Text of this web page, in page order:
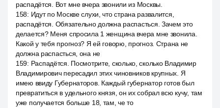
распадётся. Вот мне вчера звонили из Москвы.
158: Идут по Москве слухи, что страна развалится,
распадётся. Обязательно должна распасться. Зачем это
делается? Меня спросила 1 женщина вчера мне звонила.
Какой у тебя прогноз? Я ей говорю, прогноз. Страна не
должна распасться, она не
159: Распадётся. Посмотрите, сколько, сколько Владимир
Владимирович пересадил этих чиновников крупных. Я
имею ввиду Губернаторов. Каждый губернатор готов был
превратиться в удельного князя, он их собрал всю кучу, там
уже получается больше 18, там, че то